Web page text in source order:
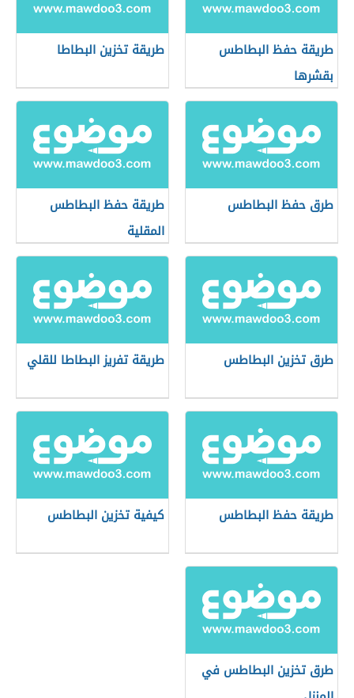
طريقة حفظ البطاطس
بقشرها
طريقة تخزين البطاطا
طرق حفظ البطاطس
طريقة حفظ البطاطس
المقلية
طرق تخزين البطاطس طريقة تفريز البطاطا للقلي
طريقة حفظ البطاطس كيفية تخزين البطاطس
طرق تخزين البطاطس في